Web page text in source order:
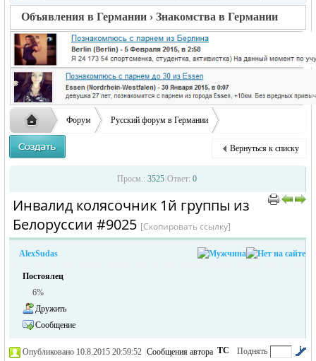
Объявления в Германии › Знакомства в Германии
жизнь и
Форум Русский форум в Германии
Объявления в Германии
› ›
Инвалид колясочник 1й группы из Белоруссии
Вернуться к списку
Просм.: 3525 Ответ: 0
Инвалид колясочник 1й группы из
Белоруссии #9025 [Скопировать ссылку]
AlexSudas
Постоялец
6%
Дружить
Сообщение
Поднять
ТС
Опубликовано 10.8.2015 20:59:52 Сообщения автора